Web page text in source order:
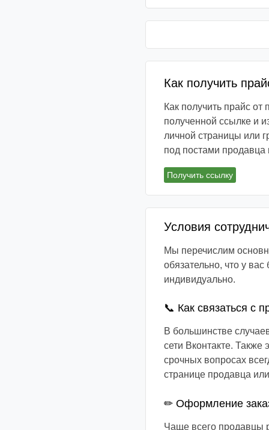
Как получить
Как получить прайс
полученной ссылке и
личной страницы или
под постами
Получить ссылку
Условия
Мы перечислим
обязательно, что у
индивидуально.
📞 Как связаться с
В большинстве
сети Вконтакте.
срочных вопросах
странице продавца
✏ Оформление
Чаще всего продавцы